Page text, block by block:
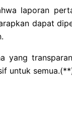
laporan
dapat
yang
untuk